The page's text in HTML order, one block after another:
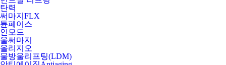
탄력
써마지FLX
튠페이스
인모드
울써마지
올리지오
물방울리프팅(LDM)